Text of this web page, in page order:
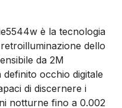
è la tecnologia
dello
da 2M
occhio digitale
di discernere i
notturne fino a 0.002